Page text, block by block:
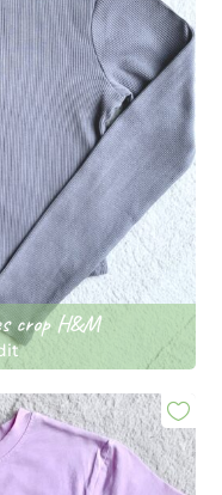
crop H&M